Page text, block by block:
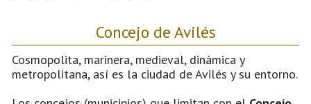
Concejo de Avilés
Cosmopolita, marinera, medieval, dinámica y
metropolitana, así es la ciudad de Avilés y su entorno.